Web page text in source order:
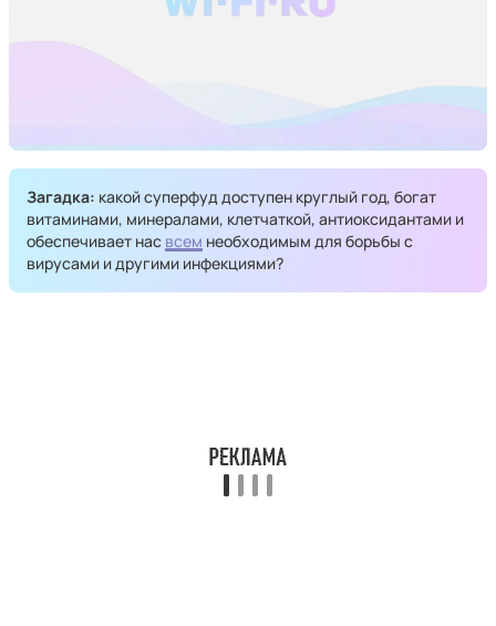
Загадка: какой суперфуд доступен круглый год, богат
витаминами, минералами, клетчаткой, антиоксидантами и
обеспечивает нас всем необходимым для борьбы с
вирусами и другими инфекциями?